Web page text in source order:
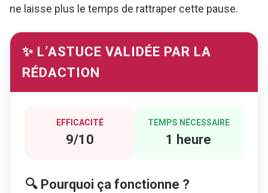
ne laisse plus le temps de rattraper cette pause.
✨ L’ASTUCE VALIDÉE PAR LA
RÉDACTION
EFFICACITÉ
9/10
TEMPS NÉCESSAIRE
1 heure
🔍 Pourquoi ça fonctionne ?